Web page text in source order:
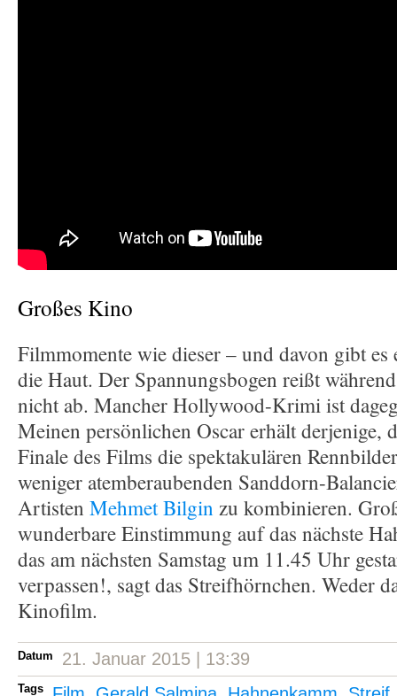
Großes Kino
Filmmomente wie dieser – und davon gibt es
die Haut. Der Spannungsbogen reißt
nicht ab. Mancher Hollywood-Krimi ist
Meinen persönlichen Oscar erhält derjenige,
Finale des Films die spektakulären
weniger atemberaubenden Sanddorn-
Artisten Mehmet Bilgin zu kombinieren.
wunderbare Einstimmung auf das nächste
das am nächsten Samstag um 11.45 Uhr
verpassen!, sagt das Streifhörnchen. Weder
Kinofilm.
Datum 21. Januar 2015 | 13:39
Tags